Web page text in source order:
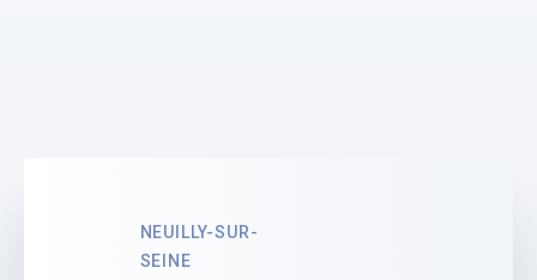
NEUILLY-SUR-
SEINE